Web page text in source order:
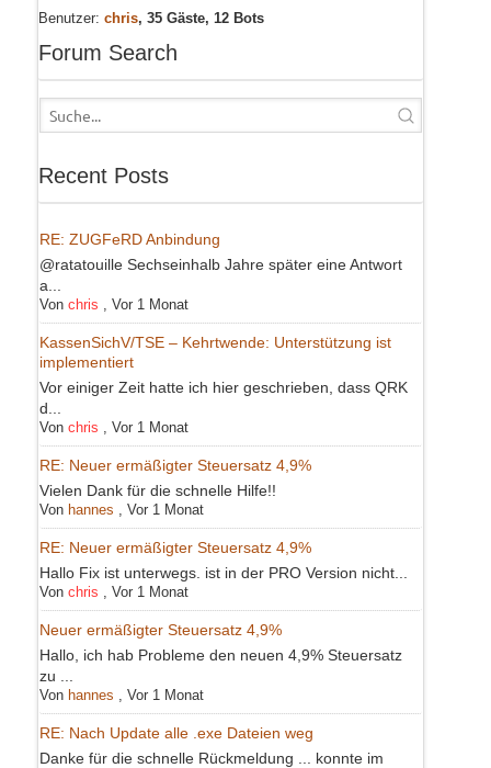
Benutzer: chris, 35 Gäste, 12 Bots
Forum Search
Recent Posts
RE: ZUGFeRD Anbindung
@ratatouille Sechseinhalb Jahre später eine Antwort
a...
Von chris Vor 1 Monat
KassenSichV/TSE – Kehrtwende: Unterstützung ist
implementiert
Vor einiger Zeit hatte ich hier geschrieben, dass QRK
d...
Von chris Vor 1 Monat
RE: Neuer ermäßigter Steuersatz 4,9%
Vielen Dank für die schnelle Hilfe!!
Von hannes Vor 1 Monat
RE: Neuer ermäßigter Steuersatz 4,9%
Hallo Fix ist unterwegs. ist in der PRO Version nicht...
Von chris Vor 1 Monat
Neuer ermäßigter Steuersatz 4,9%
Hallo, ich hab Probleme den neuen 4,9% Steuersatz
zu ...
Von hannes Vor 1 Monat
RE: Nach Update alle .exe Dateien weg
Danke für die schnelle Rückmeldung ... konnte im